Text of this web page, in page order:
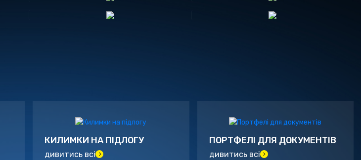
КИЛИМКИ НА ПІДЛОГУ
дивитись всі
ПОРТФЕЛІ ДЛЯ ДОКУМЕНТІВ
дивитись всі